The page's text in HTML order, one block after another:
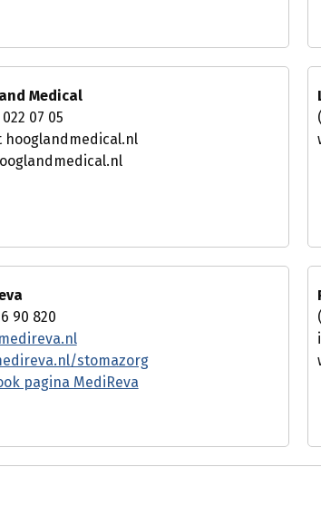
Medical
07 05
hooglandmedical.nl
90 820
stomazorg
pagina MediReva